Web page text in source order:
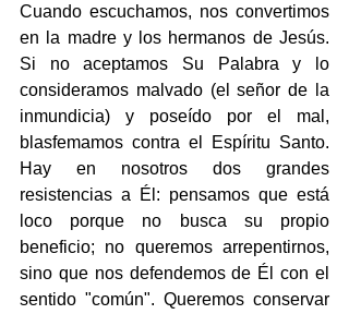
Cuando escuchamos, nos convertimos
en la madre y los hermanos de Jesús.
Si no aceptamos Su Palabra y lo
consideramos malvado (el señor de la
inmundicia) y poseído por el mal,
blasfemamos contra el Espíritu Santo.
Hay en nosotros dos grandes
resistencias a Él: pensamos que está
loco porque no busca su propio
beneficio; no queremos arrepentirnos,
sino que nos defendemos de Él con el
sentido "común". Queremos conservar